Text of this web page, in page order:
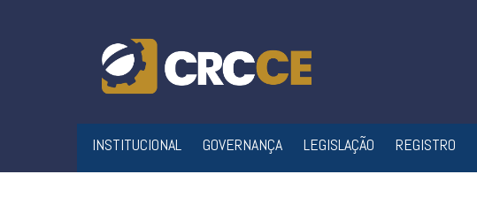
INSTITUCIONAL GOVERNANÇA LEGISLAÇÃO REGISTRO